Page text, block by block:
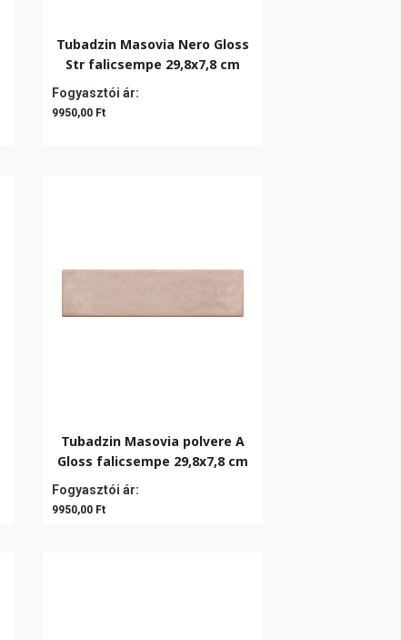
Tubadzin Masovia Nero Gloss
Str falicsempe 29,8x7,8 cm
Fogyasztói ár:
9950,00 Ft
Tubadzin Masovia polvere A
Gloss falicsempe 29,8x7,8 cm
Fogyasztói ár:
9950,00 Ft